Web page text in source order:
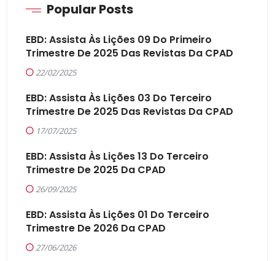
Popular Posts
EBD: Assista Às Lições 09 Do Primeiro
Trimestre De 2025 Das Revistas Da CPAD
22/02/2025
EBD: Assista Às Lições 03 Do Terceiro
Trimestre De 2025 Das Revistas Da CPAD
17/07/2025
EBD: Assista Às Lições 13 Do Terceiro
Trimestre De 2025 Da CPAD
26/09/2025
EBD: Assista Às Lições 01 Do Terceiro
Trimestre De 2026 Da CPAD
27/06/2026